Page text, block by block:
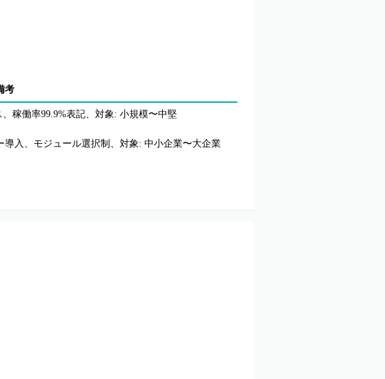
考
、稼働率99.9%表記、対象: 小規模〜中堅
導入、モジュール選択制、対象: 中小企業〜大企業